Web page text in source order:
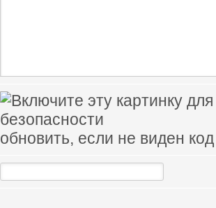
обновить, если не виден код